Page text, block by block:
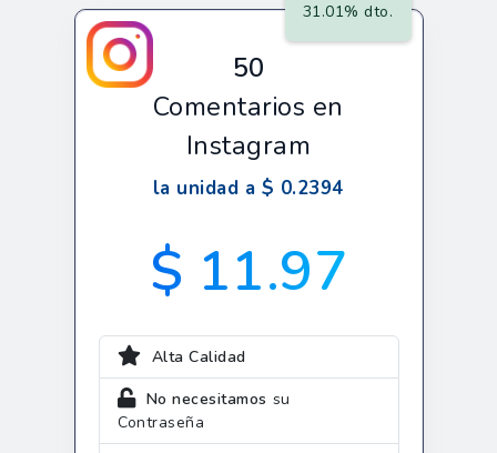
31.01% dto.
50
Comentarios en
Instagram
la unidad a $ 0.2394
$ 11.97
Alta Calidad
No necesitamos su
Contraseña